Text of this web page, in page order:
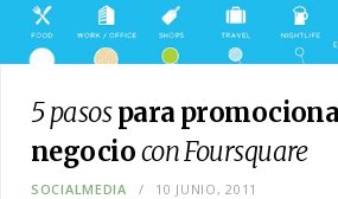
5 pasospara
negociocon Foursquare
SOCIALMEDIA 10 JUNIO, 2011